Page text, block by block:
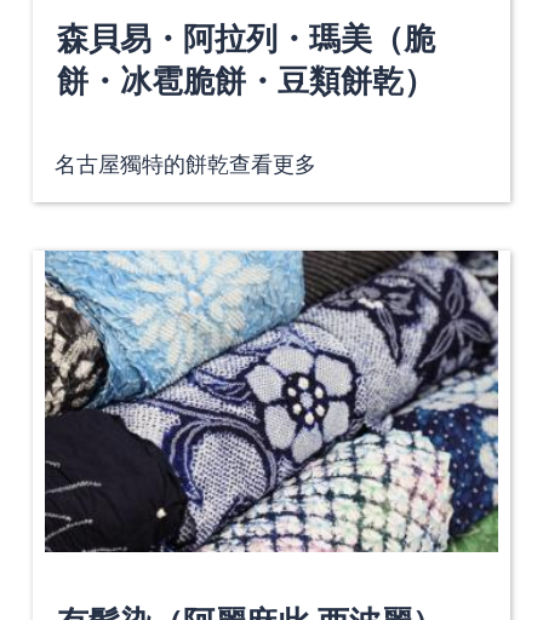
森貝易・阿拉列・瑪美（脆
餅・冰雹脆餅・豆類餅乾）
名古屋獨特的餅乾查看更多